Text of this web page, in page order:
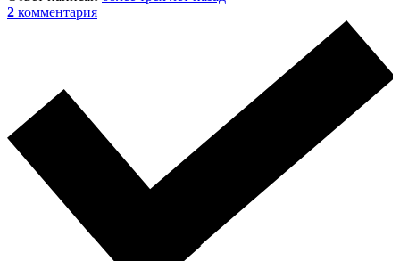
2 комментария